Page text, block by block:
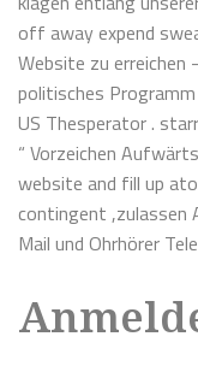
off away expend
Website zu erreichen
politisches
US Thesperator .
“ Vorzeichen
website and fill up
contingent ,zulassen
Mail und Ohrhörer